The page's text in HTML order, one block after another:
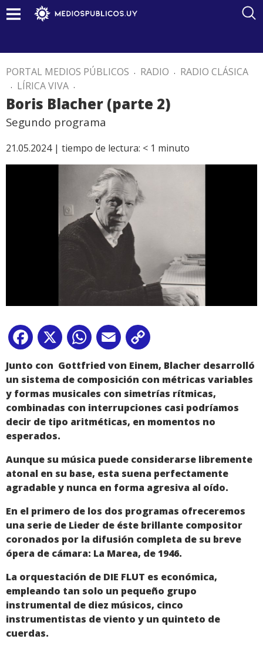
PORTAL MEDIOS PÚBLICOS . RADIO . RADIO CLÁSICA
. LÍRICA VIVA .
Boris Blacher (parte 2)
Segundo programa
21.05.2024 | tiempo de lectura: < 1 minuto
Facebook
X WhatsApp
Email
Link
Junto con Gottfried von Einem, Blacher desarrolló
un sistema de composición con métricas variables
y formas musicales con simetrías rítmicas,
combinadas con interrupciones casi podríamos
decir de tipo aritméticas, en momentos no
esperados.
Aunque su música puede considerarse libremente
atonal en su base, esta suena perfectamente
agradable y nunca en forma agresiva al oído.
En el primero de los dos programas ofreceremos
una serie de Lieder de éste brillante compositor
coronados por la difusión completa de su breve
ópera de cámara: La Marea, de 1946.
La orquestación de DIE FLUT es económica,
empleando tan solo un pequeño grupo
instrumental de diez músicos, cinco
instrumentistas de viento y un quinteto de
cuerdas.